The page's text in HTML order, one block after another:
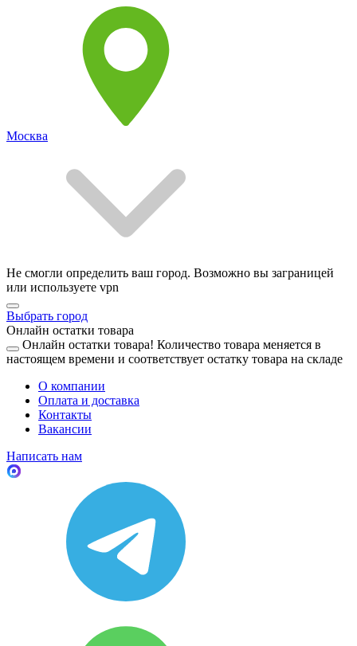
Москва
Не смогли определить ваш город. Возможно вы заграницей
или используете vpn
Выбрать город
Онлайн остатки товара
Онлайн остатки товара! Количество товара меняется в
настоящем времени и соответствует остатку товара на складе
О компании
Оплата и доставка
Контакты
Вакансии
Написать нам